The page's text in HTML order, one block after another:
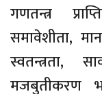
गणतन्त्र
समावेशीता,
स्वतन्त्रता,
मजबुतीकरण